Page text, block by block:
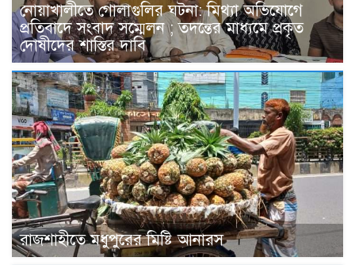
নোয়াখালীতে গোলাগুলির ঘটনা: মিথ্যা অভিযোগে
প্রতিবাদে সংবাদ সম্মেলন ; তদন্তের মাধ্যমে প্রকৃত
দোষীদের শাস্তির দাবি
রাজশাহীতে মধুপুরের মিষ্টি আনারস